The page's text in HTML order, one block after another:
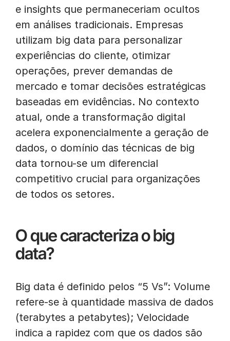
e insights que permaneceriam ocultos
em análises tradicionais. Empresas
utilizam big data para personalizar
experiências do cliente, otimizar
operações, prever demandas de
mercado e tomar decisões estratégicas
baseadas em evidências. No contexto
atual, onde a transformação digital
acelera exponencialmente a geração de
dados, o domínio das técnicas de big
data tornou-se um diferencial
competitivo crucial para organizações
de todos os setores.
O que caracteriza o big
data?
Big data é definido pelos “5 Vs”: Volume
refere-se à quantidade massiva de dados
(terabytes a petabytes); Velocidade
indica a rapidez com que os dados são